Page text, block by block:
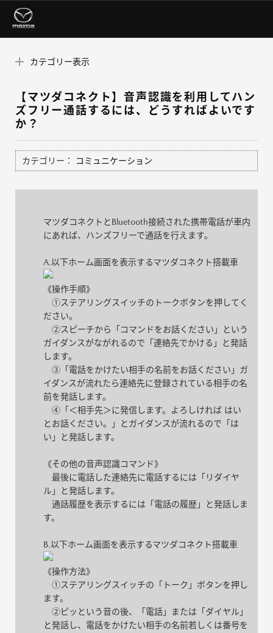
カテゴリー表示
【マツダコネクト】音声認識を利用してハン
ズフリー通話するには、どうすればよいです
か？
カテゴリー： コミュニケーション
マツダコネクトとBluetooth接続された携帯電話が車内
にあれば、ハンズフリーで通話を行えます。
A.以下ホーム画面を表示するマツダコネクト搭載車
《操作手順》
①ステアリングスイッチのトークボタンを押してく
ださい。
②スピーチから「コマンドをお話ください」という
ガイダンスがながれるので「連絡先でかける」と発話
します。
③「電話をかけたい相手の名前をお話ください」ガ
イダンスが流れたら連絡先に登録されている相手の名
前を発話します。
④「＜相手先＞に発信します。よろしければ はい
とお話ください。」とガイダンスが流れるので「は
い」と発話します。
《その他の音声認識コマンド》
最後に電話した連絡先に電話するには「リダイヤ
ル」と発話します。
通話履歴を表示するには「電話の履歴」と発話しま
す。
B.以下ホーム画面を表示するマツダコネクト搭載車
《操作方法》
①ステアリングスイッチの「トーク」ボタンを押し
ます。
②ピッという音の後、「電話」または「ダイヤル」
と発話し、電話をかけたい相手の名前若しくは番号を